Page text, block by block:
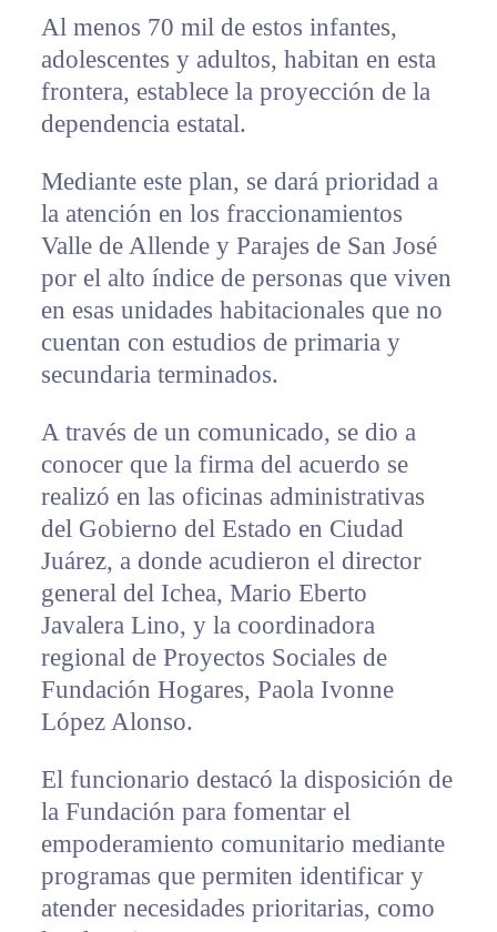
Al menos 70 mil de estos infantes,
adolescentes y adultos, habitan en esta
frontera, establece la proyección de la
dependencia estatal.
Mediante este plan, se dará prioridad a
la atención en los fraccionamientos
Valle de Allende y Parajes de San José
por el alto índice de personas que viven
en esas unidades habitacionales que no
cuentan con estudios de primaria y
secundaria terminados.
A través de un comunicado, se dio a
conocer que la firma del acuerdo se
realizó en las oficinas administrativas
del Gobierno del Estado en Ciudad
Juárez, a donde acudieron el director
general del Ichea, Mario Eberto
Javalera Lino, y la coordinadora
regional de Proyectos Sociales de
Fundación Hogares, Paola Ivonne
López Alonso.
El funcionario destacó la disposición de
la Fundación para fomentar el
empoderamiento comunitario mediante
programas que permiten identificar y
atender necesidades prioritarias, como